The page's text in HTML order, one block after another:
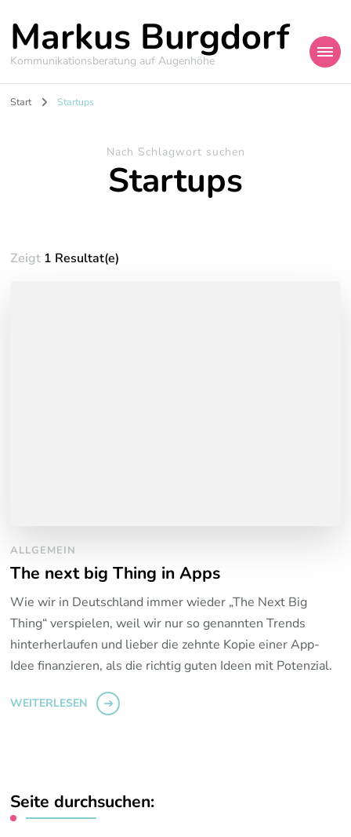
Markus Burgdorf
Kommunikationsberatung auf Augenhöhe
Start Startups
Nach Schlagwort suchen
Startups
Zeigt 1 Resultat(e)
ALLGEMEIN
The next big Thing in Apps
Wie wir in Deutschland immer wieder „The Next Big
Thing“ verspielen, weil wir nur so genannten Trends
hinterherlaufen und lieber die zehnte Kopie einer App-
Idee finanzieren, als die richtig guten Ideen mit Potenzial.
WEITERLESEN
Seite durchsuchen: